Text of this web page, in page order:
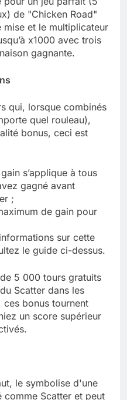
de "Chicken Road"
et le multiplicateur
x1000 avec trois
gagnante.
qui, lorsque combinés
quel rouleau),
bonus, ceci est
s’applique à tous
gagné avant
;
de gain pour
sur cette
le guide ci-dessus.
5 000 tours gratuits
Scatter dans les
bonus tournent
un score supérieur
le symbolise d'une
Scatter et peut